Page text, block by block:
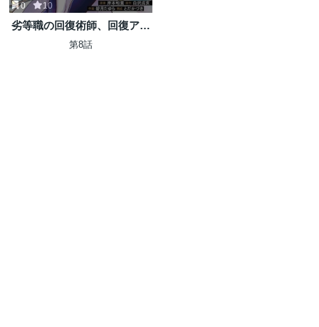
0 10
劣等職の回復術師、回復アイ
テムのほうが役に立つと笑わ
第8話